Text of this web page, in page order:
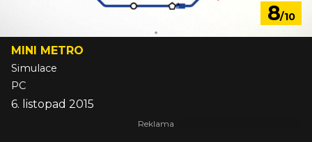
8/10
MINI METRO
Simulace
PC
6. listopad 2015